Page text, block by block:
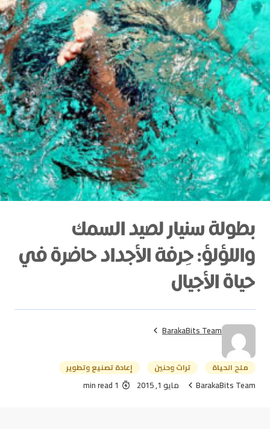
بطولة سنيار لصيد السمك
واللؤلؤ: حِرفة الأجداد حاضرة في
حياة الأجيال
BarakaBits Team
ملح الحياة تراث وحنين إعادة تصنيع وتطوير
BarakaBits Team مايو 1, 2015 1 min read